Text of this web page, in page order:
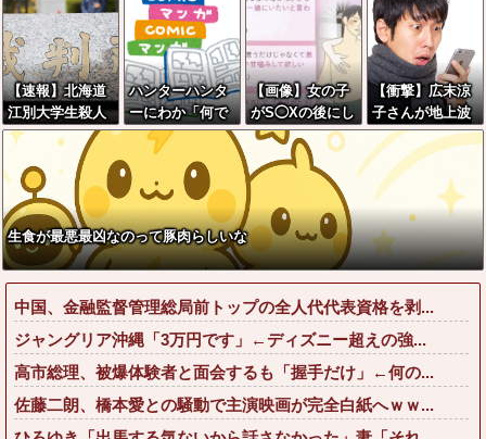
いのでは？のコ
メントにブチギ
レ
wwwwwwww
め熊本に行くも
体調不良で病院
に行く
が冗談抜きにレ
ベル高過ぎる件
w w w w w w w
w w
【速報】北海道
江別大学生殺人
事件、主犯格の
川口被告(19)に
無期懲役の判決
←これ、妥当だ
と思
う？？？？？？
ハンターハンタ
ーにわか「何で
も切れる刀は具
現化できない(ﾆﾁ
ｯ」←これ
【画像】女の子
がS◯Xの後にし
て欲しいことが
こちらｗｗｗｗ
ｗｗ
【衝撃】広末涼
子さんが地上波
にスピード復帰
できる理由←コ
レ、誰にも分か
らない模様w w
w w w w w w
生食が最悪最凶なのって豚肉らしいな
中国、金融監督管理総局前トップの全人代代表資格を剥...
ジャングリア沖縄「3万円です」←ディズニー超えの強...
高市総理、被爆体験者と面会するも「握手だけ」←何の...
佐藤二朗、橋本愛との騒動で主演映画が完全白紙へｗｗ...